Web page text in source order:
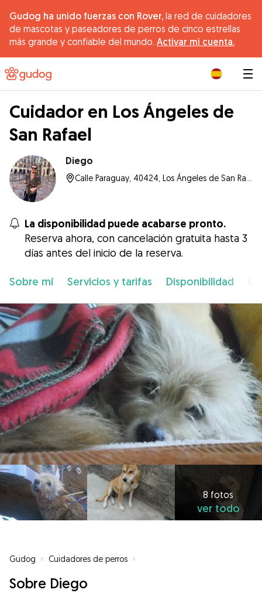
Gudog ha unido fuerzas con Rover, la red de cuidadores
de mascotas y paseadores de perros de cinco estrellas
más grande y confiable del mundo. Activar mi cuenta.
Cuidador en Los Ángeles de
San Rafael
Diego
La disponibilidad puede acabarse pronto.
Reserva ahora, con cancelación gratuita hasta 3
días antes del inicio de la reserva.
Sobre mí Servicios y tarifas Disponibilidad
8 fotos
ver todo
Gudog » Cuidadores de perros »
Sobre Diego